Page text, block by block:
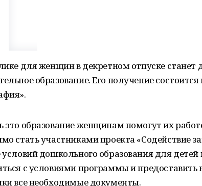
для женщин в декретном отпуске станет
образование. Его получение
это образование женщинам помогут их
стать участниками проекта «Содействие
условий дошкольного образования для детей
с условиями программы и предоставить
все необходимые документы.